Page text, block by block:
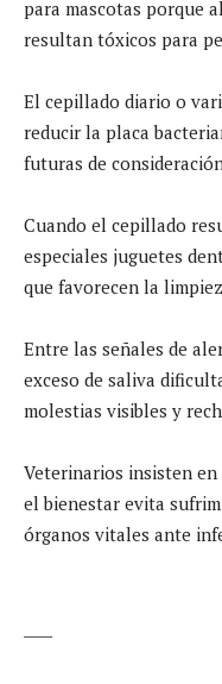
para mascotas porque
resultan tóxicos para
El cepillado diario o
reducir la placa
futuras de
Cuando el cepillado
especiales juguetes
que favorecen la
Entre las señales de
exceso de saliva
molestias visibles y
Veterinarios insisten
el bienestar evita
órganos vitales ante